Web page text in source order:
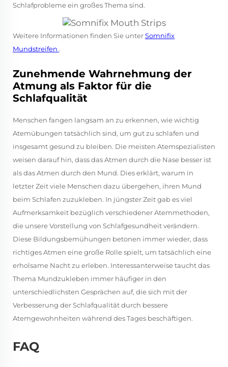
Schlafprobleme ein großes Thema sind.
Weitere Informationen finden Sie unterSomnifix
Mundstreifen .
Zunehmende Wahrnehmung der
Atmung als Faktor für die
Schlafqualität
Menschen fangen langsam an zu erkennen, wie wichtig
Atemübungen tatsächlich sind, um gut zu schlafen und
insgesamt gesund zu bleiben. Die meisten Atemspezialisten
weisen darauf hin, dass das Atmen durch die Nase besser ist
als das Atmen durch den Mund. Dies erklärt, warum in
letzter Zeit viele Menschen dazu übergehen, ihren Mund
beim Schlafen zuzukleben. In jüngster Zeit gab es viel
Aufmerksamkeit bezüglich verschiedener Atemmethoden,
die unsere Vorstellung von Schlafgesundheit verändern.
Diese Bildungsbemühungen betonen immer wieder, dass
richtiges Atmen eine große Rolle spielt, um tatsächlich eine
erholsame Nacht zu erleben. Interessanterweise taucht das
Thema Mundzukleben immer häufiger in den
unterschiedlichsten Gesprächen auf, die sich mit der
Verbesserung der Schlafqualität durch bessere
Atemgewohnheiten während des Tages beschäftigen.
FAQ